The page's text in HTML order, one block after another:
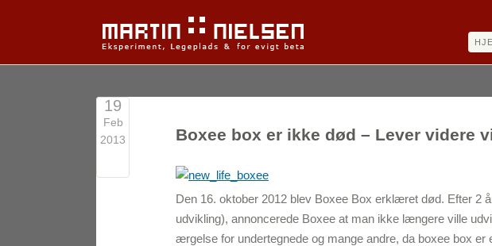
19
Feb
2013
Boxee box er ikke død – Lever videre
Den 16. oktober 2012 blev Boxee Box erklæret død. Efter 2
udvikling), annoncerede Boxee at man ikke længere ville
ærgelse for undertegnede og mange andre, da boxee box